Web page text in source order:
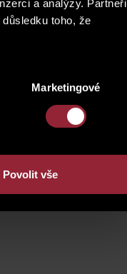
a analýzy. Partneři
toho, že
Marketingové
Povolit vše